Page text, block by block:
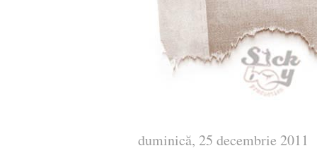
duminică, 25 decembrie 2011